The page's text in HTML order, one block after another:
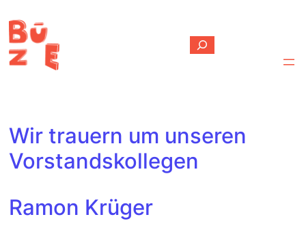
Inhalt
springen
Suchen
Wir trauern um unseren
Vorstandskollegen
Ramon Krüger